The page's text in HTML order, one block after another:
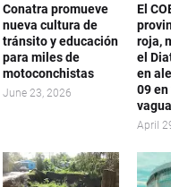
Conatra promueve
nueva cultura de
tránsito y educación
para miles de
motoconchistas
June 23, 2026
El
roja,
el
en
09 en
April